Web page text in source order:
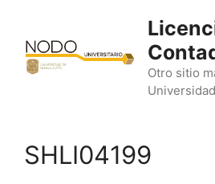
contenido
Otro sitio
SHLI04199